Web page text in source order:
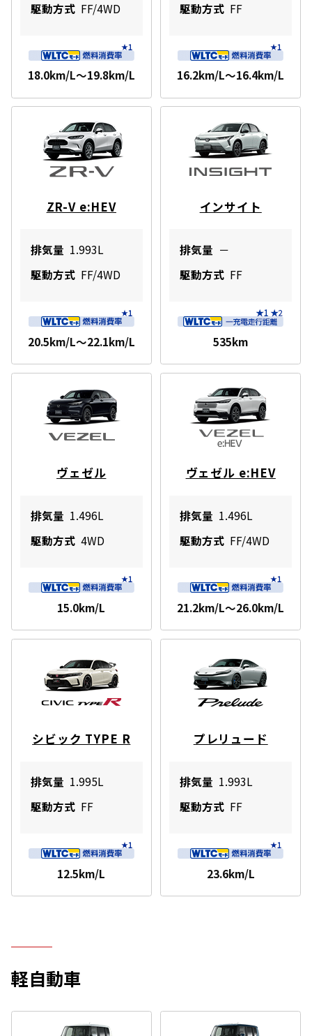
駆動方式 FF/4WD
18.0km/L～19.8km/L
駆動方式 FF
16.2km/L～16.4km/L
ZR-V e:HEV
排気量 1.993L
駆動方式 FF/4WD
20.5km/L～22.1km/L
インサイト
排気量 －
駆動方式 FF
535km
ヴェゼル
排気量 1.496L
駆動方式 4WD
15.0km/L
ヴェゼル e:HEV
排気量 1.496L
駆動方式 FF/4WD
21.2km/L～26.0km/L
シビック TYPE R
排気量 1.995L
駆動方式 FF
12.5km/L
プレリュード
排気量 1.993L
駆動方式 FF
23.6km/L
軽自動車